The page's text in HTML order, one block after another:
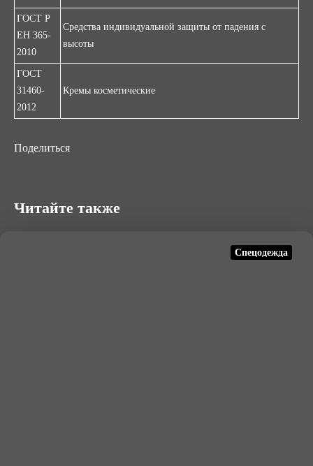
ГОСТ Р
ЕН 365-
2010
Средства индивидуальной защиты от падения с
высоты
ГОСТ
31460-
2012
Кремы косметические
Поделиться
Читайте также
Спецодежда